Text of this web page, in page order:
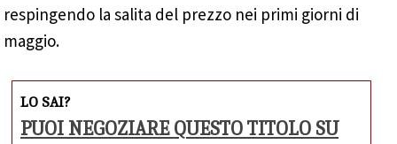
respingendo la salita del prezzo nei primi giorni di
maggio.
LO SAI?
PUOI NEGOZIARE QUESTO TITOLO SU